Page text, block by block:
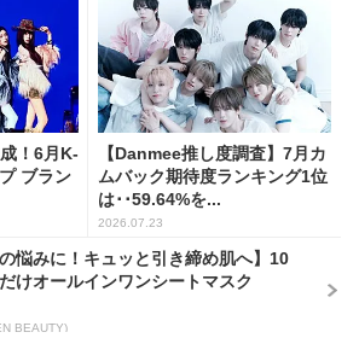
！6月K-
ブラン
【Danmee推し度調査】7月カ
ムバック期待度ランキング1位
は･･59.64%を...
2026.07.23
の悩みに！キュッと引き締め肌へ】10
けオールインワンシートマスク
BEAUTY)